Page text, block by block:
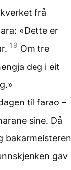
frå
«Dette er
19 Om tre
deg i eit
til farao –
sine. Då
bakarmeisteren
gav